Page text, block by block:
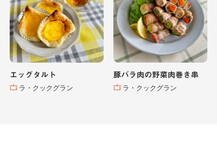
エッグタルト
ラ・クックグラン
豚バラ肉の野菜肉巻き串
ラ・クックグラン